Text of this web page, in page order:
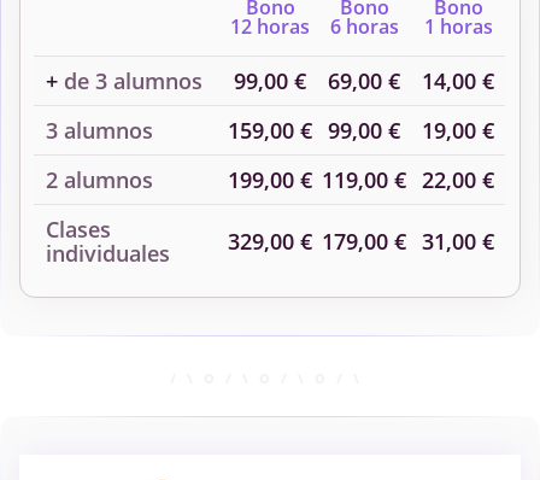
Bono
12 horas
Bono
6 horas
Bono
1 horas
+ de 3 alumnos 99,00 € 69,00 €
14,00 €
3 alumnos
159,00 € 99,00 €
19,00 €
2 alumnos
199,00 € 119,00 € 22,00 €
Clases
individuales
329,00 € 179,00 € 31,00 €